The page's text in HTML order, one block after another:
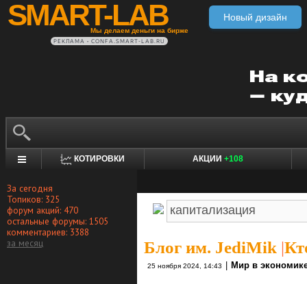
SMART-LAB
Мы делаем деньги на бирже
Новый дизайн
РЕКЛАМА • CONFA.SMART-LAB.RU
КОТИРОВКИ АКЦИИ +108
За сегодня
Топиков: 325
форум акций: 470
остальные форумы: 1505
комментариев: 3388
за месяц
Блог им. JediMik |
25 ноября 2024, 14:43 Мир в